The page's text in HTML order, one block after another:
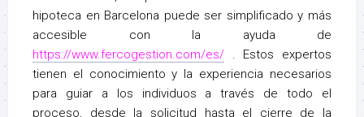
hipoteca en Barcelona puede ser simplificado y más
accesible con la ayuda de
https://www.fercogestion.com/es/ . Estos expertos
tienen el conocimiento y la experiencia necesarios
para guiar a los individuos a través de todo el
proceso, desde la solicitud hasta el cierre de la